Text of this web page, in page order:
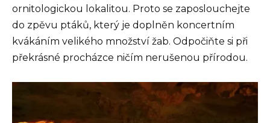
ornitologickou lokalitou. Proto se zaposlouchejte
do zpěvu ptáků, který je doplněn koncertním
kvákáním velikého množství žab. Odpočiňte si při
překrásné procházce ničím nerušenou přírodou.